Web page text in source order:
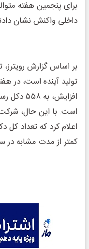
برای پنجمین هفته
داخلی واکنش نشان
بر اساس گزارش
است. با این حال،
اعلام کرد که تعداد
کمتر از مدت مشابه